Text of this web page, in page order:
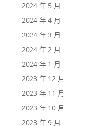
2024 年 5 月
2024 年 4 月
2024 年 3 月
2024 年 2 月
2024 年 1 月
2023 年 12 月
2023 年 11 月
2023 年 10 月
2023 年 9 月